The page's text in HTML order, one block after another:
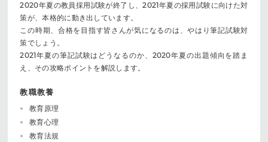
2020年夏の教員採用試験が終了し、2021年夏の採用試験に向けた対
策が、本格的に動き出しています。
この時期、合格を目指す皆さんが気になるのは、やはり筆記試験対
策でしょう。
2021年夏の筆記試験はどうなるのか、2020年夏の出題傾向を踏ま
え、その攻略ポイントを解説します。
教職教養
教育原理
教育心理
教育法規